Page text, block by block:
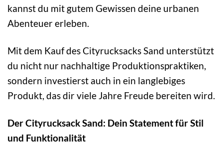
kannst du mit gutem Gewissen deine urbanen
Abenteuer erleben.
Mit dem Kauf des Cityrucksacks Sand unterstützt
du nicht nur nachhaltige Produktionspraktiken,
sondern investierst auch in ein langlebiges
Produkt, das dir viele Jahre Freude bereiten wird.
Der Cityrucksack Sand: Dein Statement für Stil
und Funktionalität